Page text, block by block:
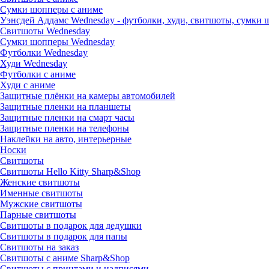
Сумки шопперы с аниме
Уэнсдей Аддамс Wednesday - футболки, худи, свитшоты, сумки
Свитшоты Wednesday
Сумки шопперы Wednesday
Футболки Wednesday
Худи Wednesday
Футболки с аниме
Худи с аниме
Защитные плёнки на камеры автомобилей
Защитные пленки на планшеты
Защитные пленки на смарт часы
Защитные пленки на телефоны
Наклейки на авто, интерьерные
Носки
Свитшоты
Cвитшоты Hello Kitty Sharp&Shop
Женские свитшоты
Именные свитшоты
Мужские свитшоты
Парные свитшоты
Свитшоты в подарок для дедушки
Свитшоты в подарок для папы
Свитшоты на заказ
Свитшоты с аниме Sharp&Shop